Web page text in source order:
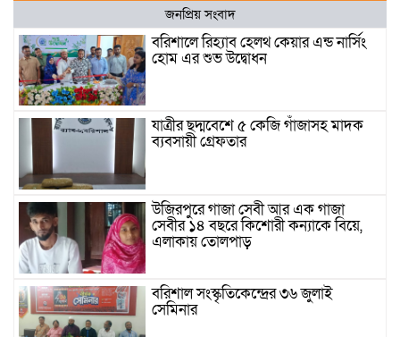
জনপ্রিয় সংবাদ
বরিশালে রিহ্যাব হেলথ কেয়ার এন্ড নার্সিং
হোম এর শুভ উদ্বোধন
যাত্রীর ছদ্মবেশে ৫ কেজি গাঁজাসহ মাদক
ব্যবসায়ী গ্রেফতার
উজিরপুরে গাজা সেবী আর এক গাজা
সেবীর ১৪ বছরে কিশোরী কন্যাকে বিয়ে,
এলাকায় তোলপাড়
বরিশাল সংস্কৃতিকেন্দ্রের ৩৬ জুলাই
সেমিনার